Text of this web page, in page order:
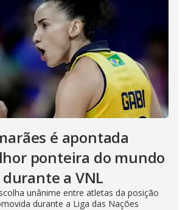
é apontada
ponteira do mundo
a VNL
unânime entre atletas da posição
durante a Liga das Nações